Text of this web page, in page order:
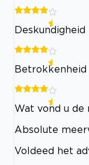
Deskundigheid
Betrokkenheid
Wat vond u de
Absolute
Voldeed het